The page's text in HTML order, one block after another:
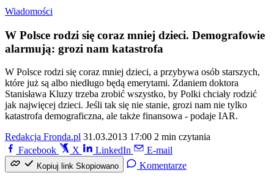
Wiadomości
W Polsce rodzi się coraz mniej dzieci. Demografowie
alarmują: grozi nam katastrofa
W Polsce rodzi się coraz mniej dzieci, a przybywa osób starszych,
które już są albo niedługo będą emerytami. Zdaniem doktora
Stanisława Kluzy trzeba zrobić wszystko, by Polki chciały rodzić
jak najwięcej dzieci. Jeśli tak się nie stanie, grozi nam nie tylko
katastrofa demograficzna, ale także finansowa - podaje IAR.
Redakcja Fronda.pl 31.03.2013 17:00 2 min czytania
Facebook
X LinkedIn E-mail
Kopiuj link Skopiowano Komentarze